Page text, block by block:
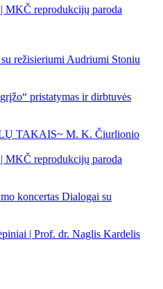
MKČ reprodukcijų paroda
režisieriumi Audriumi Stoniu
pristatymas ir dirbtuvės
TAKAIS~ M. K. Čiurlionio
MKČ reprodukcijų paroda
koncertas Dialogai su
| Prof. dr. Naglis Kardelis